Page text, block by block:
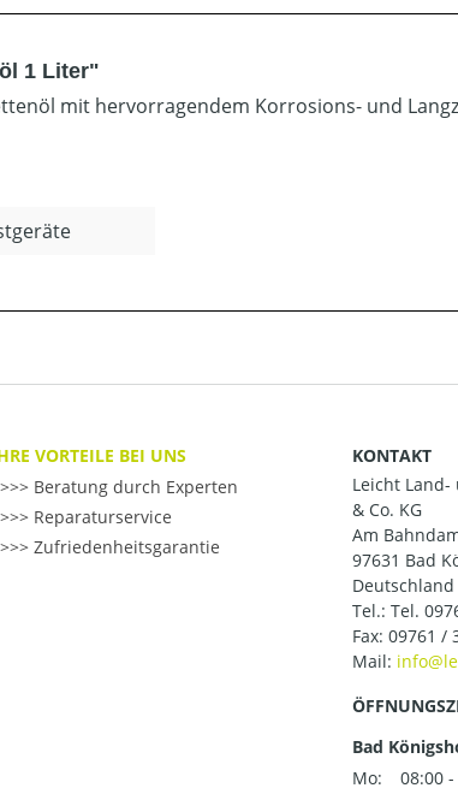
1 Liter"
mit hervorragendem Korrosions- und
VORTEILE BEI UNS
>> Beratung durch Experten
>> Reparaturservice
>> Zufriedenheitsgarantie
KONTAKT
Leicht
& Co. KG
Am
97631 Bad
Deutschland
Tel.: Tel.
Fax: 09761 /
Mail:
Bad
Mo:
08:00